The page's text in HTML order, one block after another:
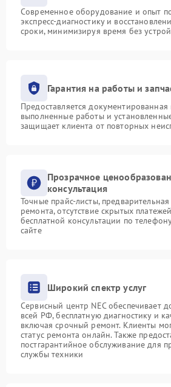
Современное оборудование и опыт
экспресс-диагностику и
сроки, минимизируя время без
Гарантия на работы и
Предоставляется документированная
выполненные работы и
защищает клиента от повторных
Прозрачное
консультация
Точные прайс-листы,
ремонта, отсутствие скрытых
бесплатной консультации по
сайте
Широкий спектр услуг
Сервисный центр NEC обеспечивает
всей РФ, бесплатную диагностику и
включая срочный ремонт. Клиенты
статус ремонта онлайн. Также
постгарантийное обслуживание для
службы техники